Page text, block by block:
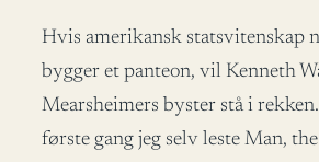
Hvis amerikansk statsvitenskap
bygger et panteon, vil Kenneth
Mearsheimers byster stå i
første gang jeg selv leste Man,